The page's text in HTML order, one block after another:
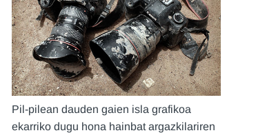
Pil-pilean dauden gaien isla grafikoa
ekarriko dugu hona hainbat argazkilariren